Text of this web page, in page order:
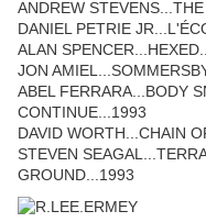
ANDREW
DANIEL PETRIE
ALAN
JON
ABEL FERRARA...BODY
CONTINUE...1993
DAVID WORTH...CHAIN
STEVEN
GROUND...1993